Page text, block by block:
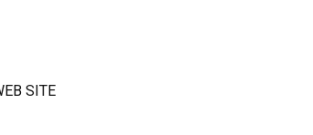
SITE